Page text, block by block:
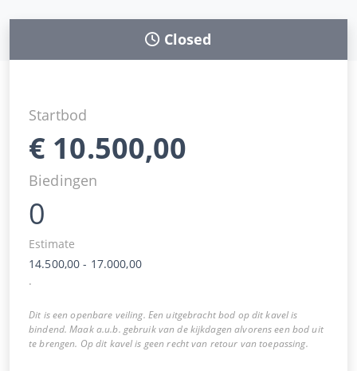
Closed
Startbod
€ 10.500,00
Biedingen
0
Estimate
14.500,00 - 17.000,00
.
Dit is een openbare veiling. Een uitgebracht bod op dit kavel is
bindend. Maak a.u.b. gebruik van de kijkdagen alvorens een bod uit
te brengen. Op dit kavel is geen recht van retour van toepassing.